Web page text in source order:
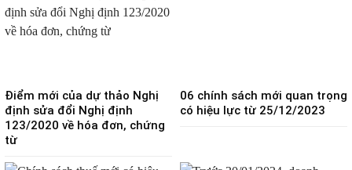
Điểm mới của dự thảo Nghị
định sửa đổi Nghị định
123/2020 về hóa đơn, chứng
từ
06 chính sách mới quan trọng
có hiệu lực từ 25/12/2023